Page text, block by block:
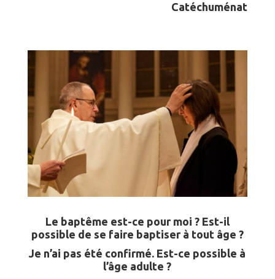
Catéchuménat
Le baptême est-ce pour moi ? Est-il
possible de se faire baptiser à tout âge ?
Je n’ai pas été confirmé. Est-ce possible à
l’âge adulte ?